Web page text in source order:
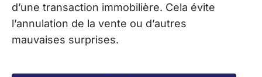
d’une transaction immobilière. Cela évite
l’annulation de la vente ou d’autres
mauvaises surprises.